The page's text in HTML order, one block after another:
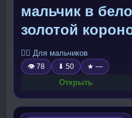
мальчик в
золотой
🧍‍♂️ Для мальчиков
👁 78 ⬇ 50 ★ —
Открыть